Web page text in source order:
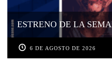
ESTRENO DE LA
6 DE AGOSTO DE 2026